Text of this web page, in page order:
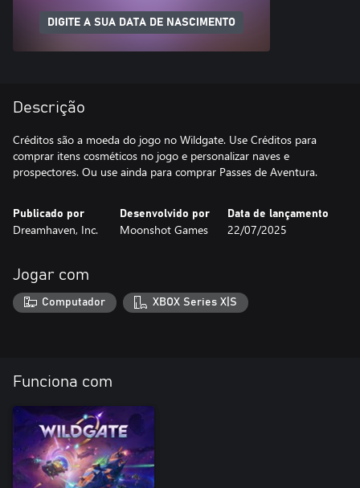
DIGITE A SUA DATA DE NASCIMENTO
Descrição
Créditos são a moeda do jogo no Wildgate. Use Créditos para
comprar itens cosméticos no jogo e personalizar naves e
prospectores. Ou use ainda para comprar Passes de Aventura.
Publicado por
Dreamhaven, Inc.
Desenvolvido por
Moonshot Games
Data de lançamento
22/07/2025
Jogar com
Computador XBOX Series X|S
Funciona com